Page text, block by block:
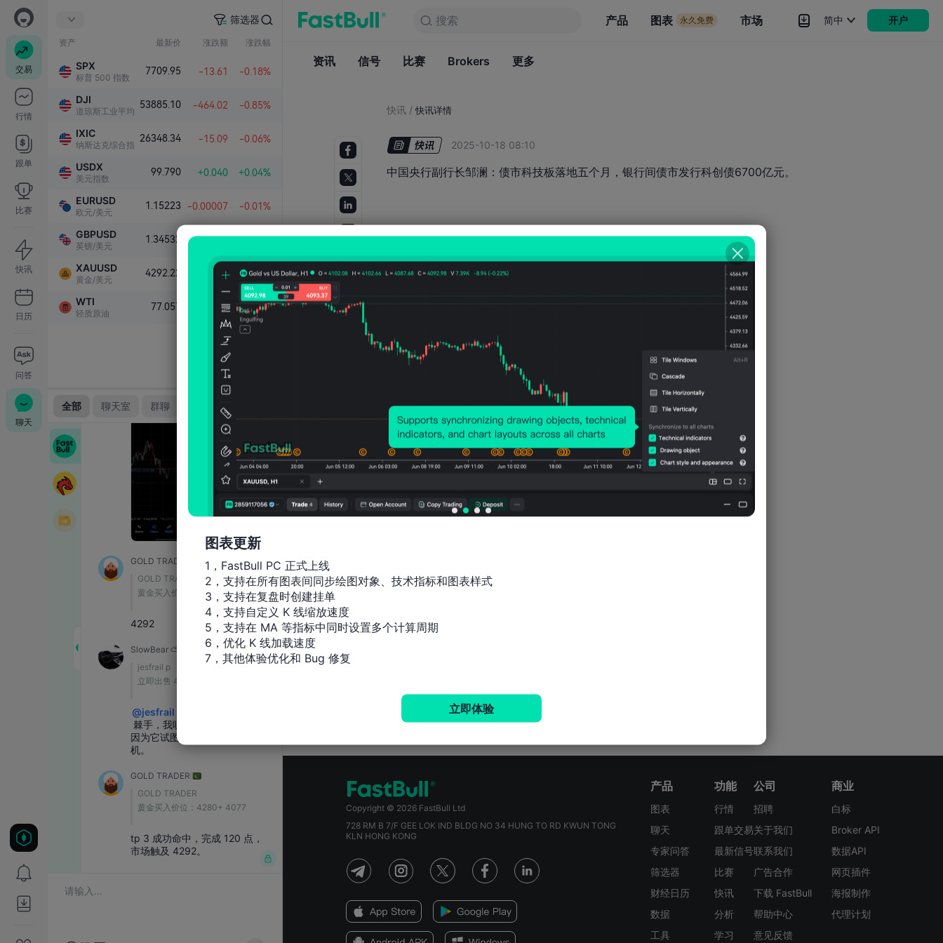
交易
行情
跟单
比赛
快讯
日历
问答
聊天
筛选器
资产 最新价 涨跌额 涨跌幅
SPX
标普 500 指数
7709.95 -13.61 -0.18%
DJI
道琼斯工业平均指数
53885.10 -464.02 -0.85%
IXIC
纳斯达克综合指数
26348.34 -15.09 -0.06%
USDX
美元指数
99.790 +0.040 +0.04%
EURUSD
欧元/美元
1.15223 -0.00007 -0.01%
GBPUSD
英镑/美元
1.34532 +0.00005
XAUUSD
黄金/美元
4292.22 +52.20 +1.23%
WTI
轻质原油
77.057 -0.282 -0.36%
搜索 产品 图表 永久免费 市场
资讯 信号
简中 开户
搜索
资讯 信号 比赛 Brokers 更多
快讯 / 快讯详情
2025-10-18 08:10
中国央行副行长邹澜：债市科技板落地五个月，银行间债市发行科创债6700亿元。
Copyright © 2026 FastBull Ltd
728 RM B 7/F GEE LOK IND BLDG NO 34 HUNG TO RD KWUN TONG
KLN HONG KONG
产品
图表
聊天
专家问答
筛选器
财经日历
数据
工具
功能
行情
跟单交易
最新信号
比赛
快讯
分析
学习
公司
招聘
关于我们
联系我们
广告合作
下载 FastBull
帮助中心
意见反馈
商业
白标
Broker API
数据API
网页插件
海报制作
代理计划
图表更新
1，FastBull PC 正式上线
2，支持在所有图表间同步绘图对象、技术指标和图表样式
3，支持在复盘时创建挂单
4，支持自定义 K 线缩放速度
5，支持在 MA 等指标中同时设置多个计算周期
6，优化 K 线加载速度
7，其他体验优化和 Bug 修复
立即体验